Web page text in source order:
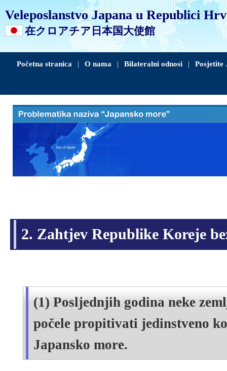
Veleposlanstvo Japana u Republici
在クロアチア日本国大使館
Početna stranica | O nama | Bilateralni odnosi | Posjetite
2. Zahtjev Republike Koreje
(1) Posljednjih godina neke
počele propitivati jedinstveno
Japansko more.